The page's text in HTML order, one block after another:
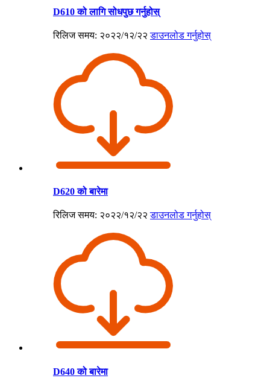
D610 को लागि सोधपुछ गर्नुहोस्
रिलिज समय: २०२२/१२/२२ डाउनलोड गर्नुहोस्
D620 को बारेमा
रिलिज समय: २०२२/१२/२२ डाउनलोड गर्नुहोस्
D640 को बारेमा